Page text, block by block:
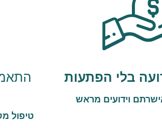
בלי הפתעות
וידועים מראש
טיפול